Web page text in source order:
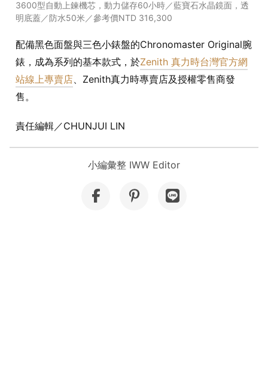
3600型自動上鍊機芯，動力儲存60小時／藍寶石水晶鏡面，透
明底蓋／防水50米／參考價NTD 316,300
配備黑色面盤與三色小錶盤的Chronomaster Original腕
錶，成為系列的基本款式，於Zenith 真力時台灣官方網
站線上專賣店、Zenith真力時專賣店及授權零售商發
售。
責任編輯／CHUNJUI LIN
小編彙整 IWW Editor